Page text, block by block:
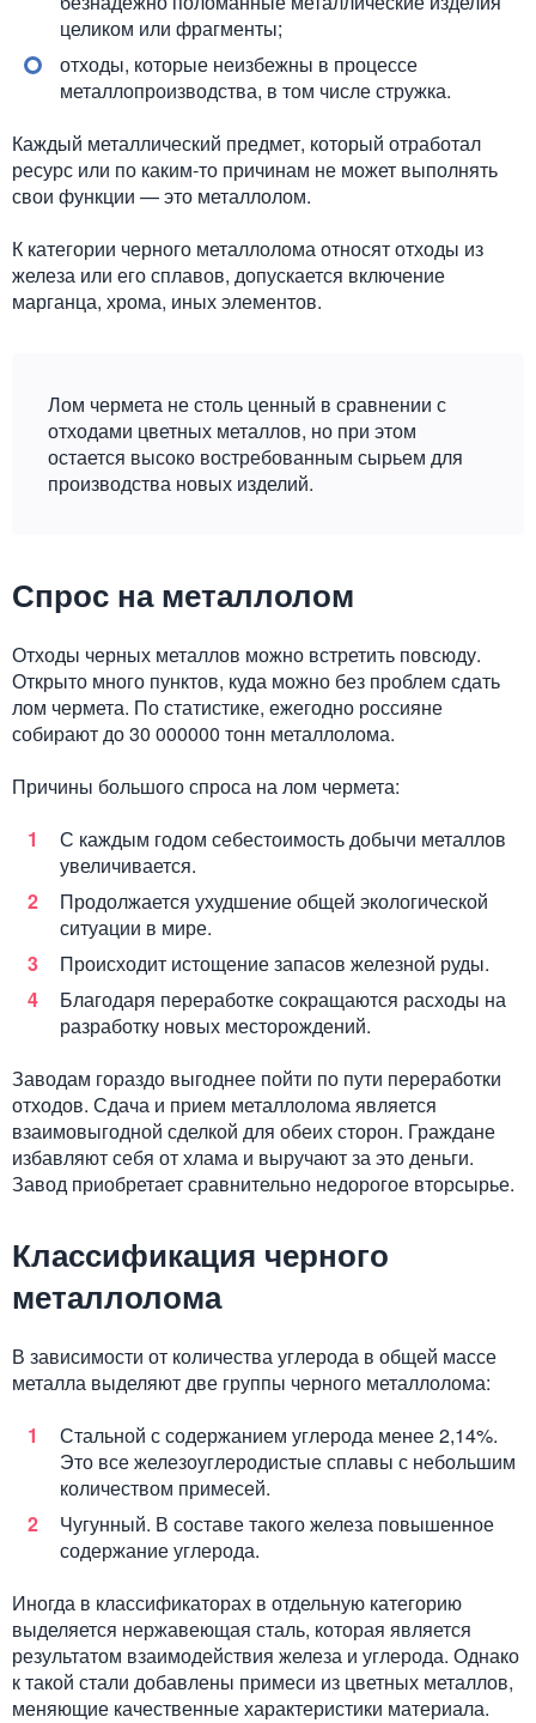
целиком или фрагменты;
отходы, которые неизбежны в процессе
металлопроизводства, в том числе стружка.
Каждый металлический предмет, который отработал
ресурс или по каким-то причинам не может выполнять
свои функции — это металлолом.
К категории черного металлолома относят отходы из
железа или его сплавов, допускается включение
марганца, хрома, иных элементов.
Лом чермета не столь ценный в сравнении с
отходами цветных металлов, но при этом
остается высоко востребованным сырьем для
производства новых изделий.
Спрос на металлолом
Отходы черных металлов можно встретить повсюду.
Открыто много пунктов, куда можно без проблем сдать
лом чермета. По статистике, ежегодно россияне
собирают до 30 000000 тонн металлолома.
Причины большого спроса на лом чермета:
С каждым годом себестоимость добычи металлов
увеличивается.
Продолжается ухудшение общей экологической
ситуации в мире.
Происходит истощение запасов железной руды.
Благодаря переработке сокращаются расходы на
разработку новых месторождений.
Заводам гораздо выгоднее пойти по пути переработки
отходов. Сдача и прием металлолома является
взаимовыгодной сделкой для обеих сторон. Граждане
избавляют себя от хлама и выручают за это деньги.
Завод приобретает сравнительно недорогое вторсырье.
Классификация черного
металлолома
В зависимости от количества углерода в общей массе
металла выделяют две группы черного металлолома:
Стальной с содержанием углерода менее 2,14%.
Это все железоуглеродистые сплавы с небольшим
количеством примесей.
Чугунный. В составе такого железа повышенное
содержание углерода.
Иногда в классификаторах в отдельную категорию
выделяется нержавеющая сталь, которая является
результатом взаимодействия железа и углерода. Однако
к такой стали добавлены примеси из цветных металлов,
меняющие качественные характеристики материала.